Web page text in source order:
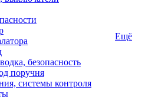
безопасность
поручня
системы контроля
Ещё